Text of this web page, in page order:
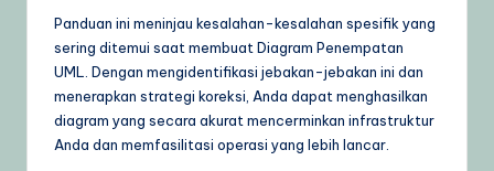
T
Panduan ini meninjau kesalahan-kesalahan spesifik yang
sering ditemui saat membuat Diagram Penempatan
UML. Dengan mengidentifikasi jebakan-jebakan ini dan
menerapkan strategi koreksi, Anda dapat menghasilkan
diagram yang secara akurat mencerminkan infrastruktur
Anda dan memfasilitasi operasi yang lebih lancar.